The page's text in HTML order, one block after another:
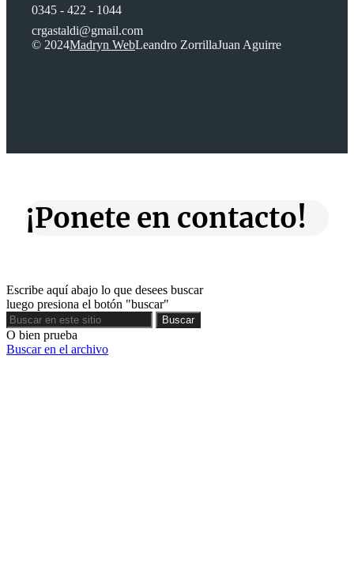
0345 - 422 - 1044
crgastaldi@gmail.com
© 2024Madryn WebLeandro ZorrillaJuan Aguirre
¡Ponete en contacto!
Escribe aquí abajo lo que desees buscar
luego presiona el botón "buscar"
Buscar
Buscar
O bien prueba
Buscar en el archivo